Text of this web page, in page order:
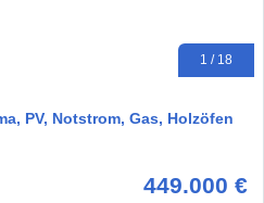
1 / 18
PV, Notstrom, Gas, Holzöfen
449.000 €